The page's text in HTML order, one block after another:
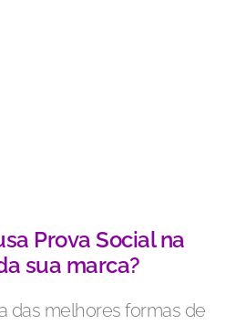
Prova Social na
sua marca?
das melhores formas de